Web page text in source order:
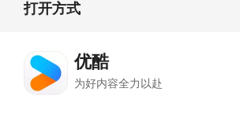
打开方式
优酷
为好内容全力以赴